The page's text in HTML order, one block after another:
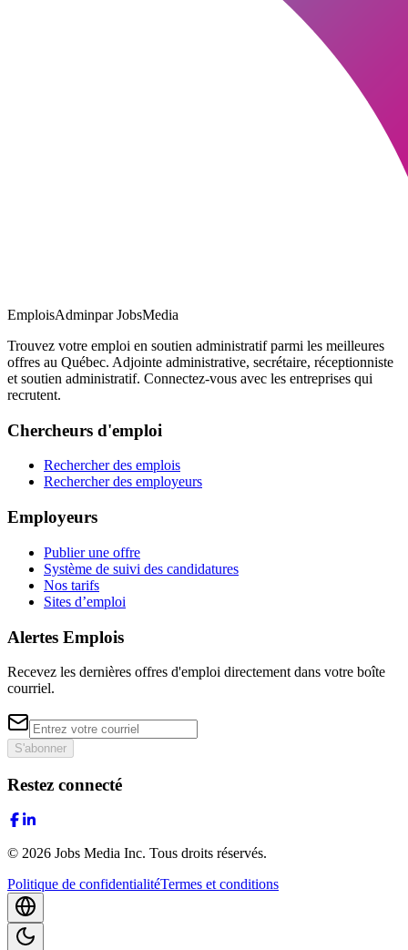
EmploisAdminpar JobsMedia
Trouvez votre emploi en soutien administratif parmi les meilleures
offres au Québec. Adjointe administrative, secrétaire, réceptionniste
et soutien administratif. Connectez-vous avec les entreprises qui
recrutent.
Chercheurs d'emploi
Rechercher des emplois
Rechercher des employeurs
Employeurs
Publier une offre
Système de suivi des candidatures
Nos tarifs
Sites d’emploi
Alertes Emplois
Recevez les dernières offres d'emploi directement dans votre boîte
courriel.
S'abonner
Restez connecté
© 2026 Jobs Media Inc. Tous droits réservés.
Politique de confidentialitéTermes et conditions